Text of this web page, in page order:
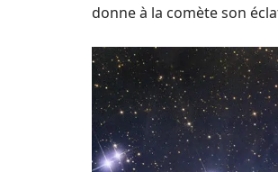
donne à la comète son